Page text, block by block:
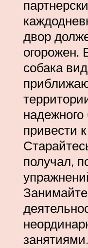
двор
огорожен.
собака
привести
получал,
занятиями.